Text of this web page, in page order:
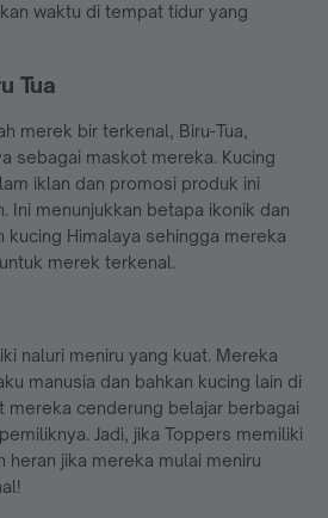
waktu di tempat tidur yang
Tua
merek bir terkenal, Biru-Tua,
sebagai maskot mereka. Kucing
iklan dan promosi produk ini
Ini menunjukkan betapa ikonik dan
kucing Himalaya sehingga mereka
merek terkenal.
naluri meniru yang kuat. Mereka
manusia dan bahkan kucing lain di
mereka cenderung belajar berbagai
Jadi, jika Toppers memiliki
heran jika mereka mulai meniru